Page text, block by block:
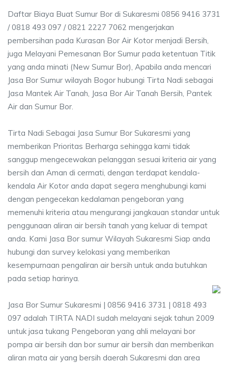
Daftar Biaya Buat Sumur Bor di Sukaresmi 0856 9416 3731
/ 0818 493 097 / 0821 2227 7062 mengerjakan
pembersihan pada Kurasan Bor Air Kotor menjadi Bersih,
juga Melayani Pemesanan Bor Sumur pada ketentuan Titik
yang anda minati (New Sumur Bor), Apabila anda mencari
Jasa Bor Sumur wilayah Bogor hubungi Tirta Nadi sebagai
Jasa Mantek Air Tanah, Jasa Bor Air Tanah Bersih, Pantek
Air dan Sumur Bor.
Tirta Nadi Sebagai Jasa Sumur Bor Sukaresmi yang
memberikan Prioritas Berharga sehingga kami tidak
sanggup mengecewakan pelanggan sesuai kriteria air yang
bersih dan Aman di cermati, dengan terdapat kendala-
kendala Air Kotor anda dapat segera menghubungi kami
dengan pengecekan kedalaman pengeboran yang
memenuhi kriteria atau mengurangi jangkauan standar untuk
penggunaan aliran air bersih tanah yang keluar di tempat
anda. Kami Jasa Bor sumur Wilayah Sukaresmi Siap anda
hubungi dan survey kelokasi yang memberikan
kesempurnaan pengaliran air bersih untuk anda butuhkan
pada setiap harinya.
Jasa Bor Sumur Sukaresmi | 0856 9416 3731 | 0818 493
097 adalah TIRTA NADI sudah melayani sejak tahun 2009
untuk jasa tukang Pengeboran yang ahli melayani bor
pompa air bersih dan bor sumur air bersih dan memberikan
aliran mata air yang bersih daerah Sukaresmi dan area